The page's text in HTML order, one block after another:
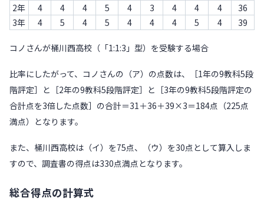
2年
4 4 4 5 4 3 4 4 4
36
3年
4 5 4 5 4 4 4 5 4 39
コノさんが桶川西高校（「1:1:3」型）を受験する場合
比率にしたがって、コノさんの（ア）の点数は、［1年の9教科5段
階評定］と［2年の9教科5段階評定］と［3年の9教科5段階評定の
合計点を3倍した点数］の合計＝31＋36＋39×3＝184点（225点
満点）となります。
また、桶川西高校は（イ）を75点、（ウ）を30点として算入しま
すので、調査書の得点は330点満点となります。
総合得点の計算式